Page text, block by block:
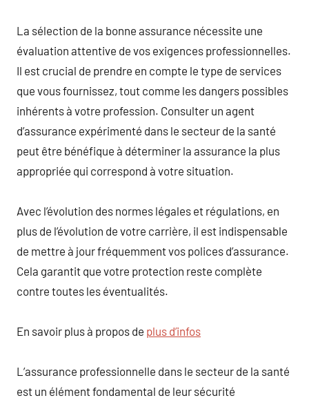
La sélection de la bonne assurance nécessite une
évaluation attentive de vos exigences professionnelles.
Il est crucial de prendre en compte le type de services
que vous fournissez, tout comme les dangers possibles
inhérents à votre profession. Consulter un agent
d’assurance expérimenté dans le secteur de la santé
peut être bénéfique à déterminer la assurance la plus
appropriée qui correspond à votre situation.
Avec l’évolution des normes légales et régulations, en
plus de l’évolution de votre carrière, il est indispensable
de mettre à jour fréquemment vos polices d’assurance.
Cela garantit que votre protection reste complète
contre toutes les éventualités.
En savoir plus à propos de plus d’infos
L’assurance professionnelle dans le secteur de la santé
est un élément fondamental de leur sécurité